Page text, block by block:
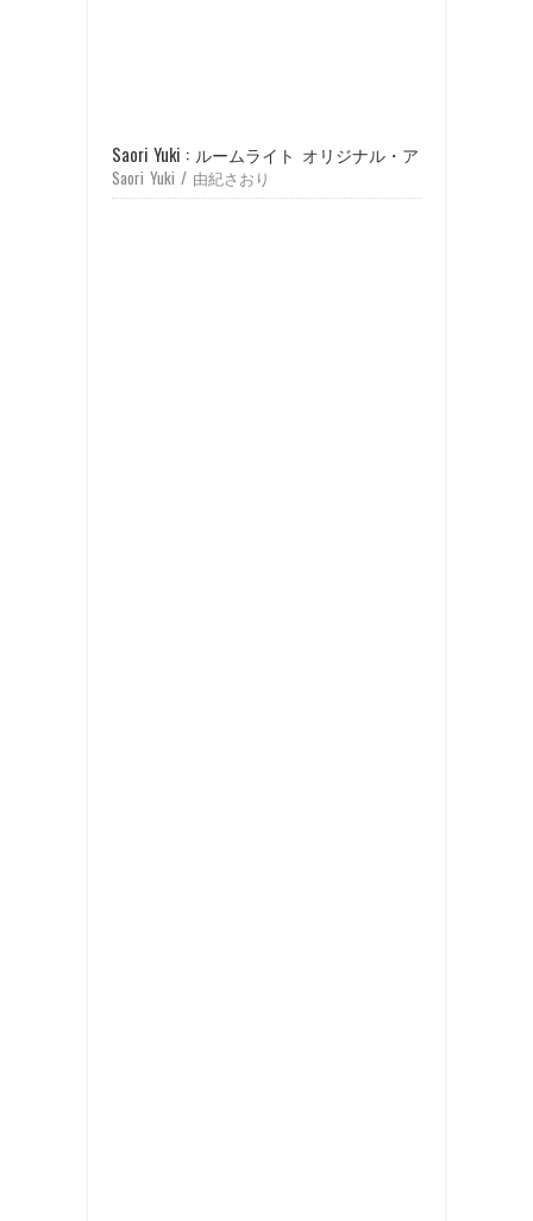
Saori Yuki : ルームライト オリジナル・ア・ラ・カルト
Saori Yuki / 由紀さおり